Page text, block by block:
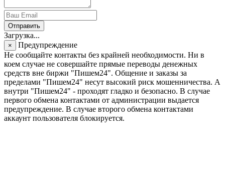
Отправить
Загрузка...
×
Предупреждение
Не сообщайте контакты без крайней необходимости. Ни в
коем случае не совершайте прямые переводы денежных
средств вне биржи "Пишем24". Общение и заказы за
пределами "Пишем24" несут высокий риск мошенничества. А
внутри "Пишем24" - проходят гладко и безопасно. В случае
первого обмена контактами от администрации выдается
предупреждение. В случае второго обмена контактами
аккаунт пользователя блокируется.